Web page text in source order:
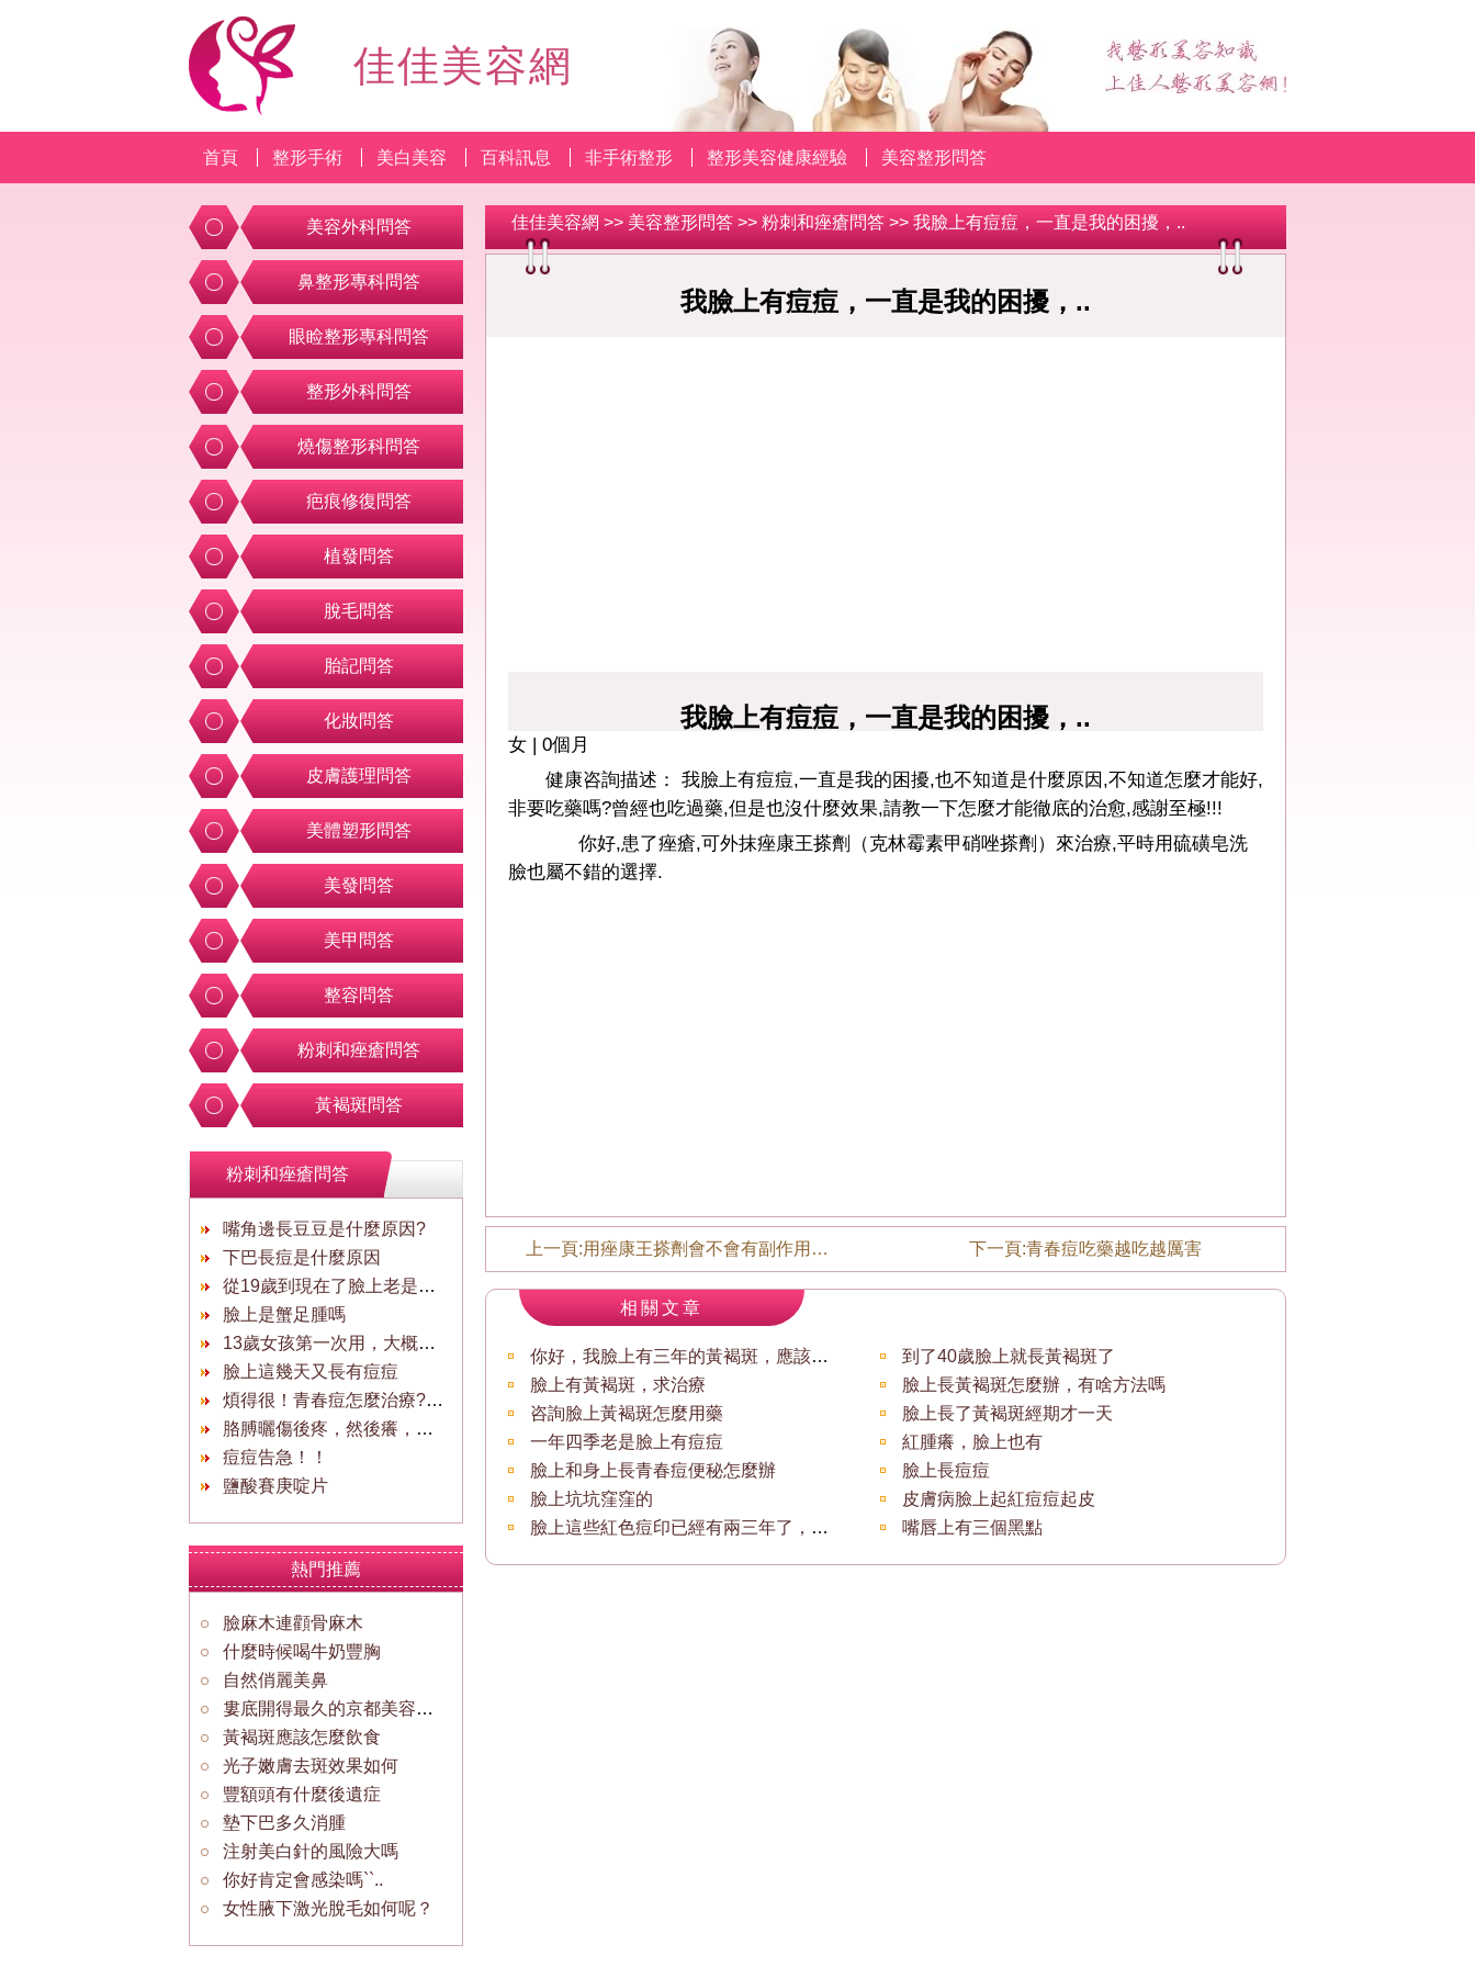
佳佳美容網
首頁 整形手術 美白美容 百科訊息 非手術整形 整形美容健康經驗 美容整形問答
佳佳美容網 >> 美容整形問答 >> 粉刺和痤瘡問答 >> 我臉上有痘痘，一直是我的困擾，..
我臉上有痘痘，一直是我的困擾，..
我臉上有痘痘，一直是我的困擾，..
女 | 0個月
健康咨詢描述： 我臉上有痘痘,一直是我的困擾,也不知道是什麼原因,不知道怎麼才能好,
非要吃藥嗎?曾經也吃過藥,但是也沒什麼效果,請教一下怎麼才能徹底的治愈,感謝至極!!!
你好,患了痤瘡,可外抹痤康王搽劑（克林霉素甲硝唑搽劑）來治療,平時用硫磺皂洗
臉也屬不錯的選擇.
上一頁:用痤康王搽劑會不會有副作用？用.. 下一頁:青春痘吃藥越吃越厲害
相關文章
你好，我臉上有三年的黃褐斑，應該吃什麼藥
到了40歲臉上就長黃褐斑了
臉上有黃褐斑，求治療
臉上長黃褐斑怎麼辦，有啥方法嗎
咨詢臉上黃褐斑怎麼用藥
臉上長了黃褐斑經期才一天
一年四季老是臉上有痘痘
紅腫癢，臉上也有
臉上和身上長青春痘便秘怎麼辦
臉上長痘痘
臉上坑坑窪窪的
皮膚病臉上起紅痘痘起皮
臉上這些紅色痘印已經有兩三年了，一直是紅
嘴唇上有三個黑點
美容外科問答
鼻整形專科問答
眼睑整形專科問答
整形外科問答
燒傷整形科問答
疤痕修復問答
植發問答
脫毛問答
胎記問答
化妝問答
皮膚護理問答
美體塑形問答
美發問答
美甲問答
整容問答
粉刺和痤瘡問答
黃褐斑問答
粉刺和痤瘡問答
嘴角邊長豆豆是什麼原因?
下巴長痘是什麼原因
從19歲到現在了臉上老是長痘（痤瘡）
臉上是蟹足腫嗎
13歲女孩第一次用，大概是護膚品
臉上這幾天又長有痘痘
煩得很！青春痘怎麼治療?治療青春痘?
胳膊曬傷後疼，然後癢，然後起皮
痘痘告急！！
鹽酸賽庚啶片
熱門推薦
臉麻木連顴骨麻木
什麼時候喝牛奶豐胸
自然俏麗美鼻
婁底開得最久的京都美容醫院可以做隆鼻不
黃褐斑應該怎麼飲食
光子嫩膚去斑效果如何
豐額頭有什麼後遺症
墊下巴多久消腫
注射美白針的風險大嗎
你好肯定會感染嗎``..
女性腋下激光脫毛如何呢？